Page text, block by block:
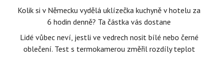
Kolik si v Německu vydělá uklízečka kuchyně v hotelu za
6 hodin denně? Ta částka vás dostane
Lidé vůbec neví, jestli ve vedrech nosit bílé nebo černé
oblečení. Test s termokamerou změřil rozdíly teplot